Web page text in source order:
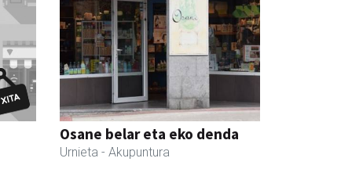
Osane belar eta eko denda
Urnieta - Akupuntura